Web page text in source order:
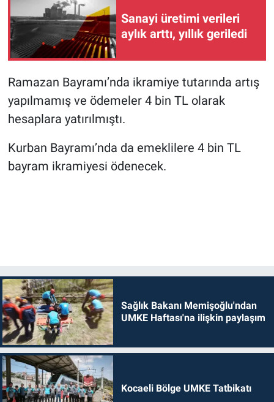
Sanayi üretimi verileri
aylık arttı, yıllık geriledi
Ramazan Bayramı’nda ikramiye tutarında artış
yapılmamış ve ödemeler 4 bin TL olarak
hesaplara yatırılmıştı.
Kurban Bayramı’nda da emeklilere 4 bin TL
bayram ikramiyesi ödenecek.
Sağlık Bakanı Memişoğlu'ndan
UMKE Haftası'na ilişkin paylaşım
Kocaeli Bölge UMKE Tatbikatı